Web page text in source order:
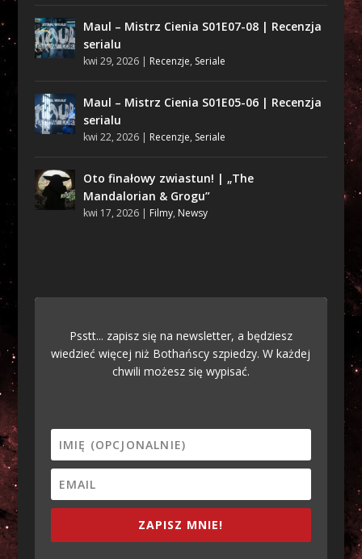
Maul – Mistrz Cienia S01E07-08 | Recenzja
serialu
kwi 29, 2026| Recenzje, Seriale
Maul – Mistrz Cienia S01E05-06 | Recenzja
serialu
kwi 22, 2026| Recenzje, Seriale
Oto finałowy zwiastun! | „The
Mandalorian & Grogu”
kwi 17, 2026| Filmy, Newsy
Psstt... zapisz się na newsletter, a będziesz
wiedzieć więcej niż Bothańscy szpiedzy. W każdej
chwili możesz się wypisać.
ZAPISZ MNIE!